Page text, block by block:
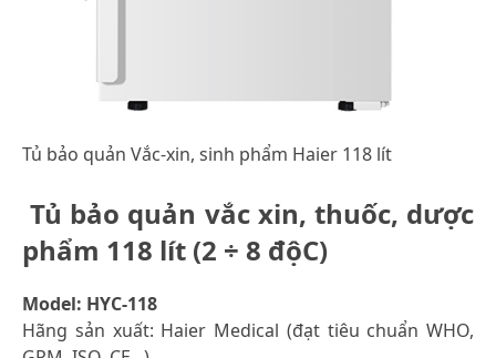
Tủ bảo quản Vắc-xin, sinh phẩm Haier 118 lít
Tủ bảo quản vắc xin, thuốc, dược
phẩm 118 lít (2 ÷ 8 độC)
Model: HYC-118
Hãng sản xuất: Haier Medical (đạt tiêu chuẩn WHO,